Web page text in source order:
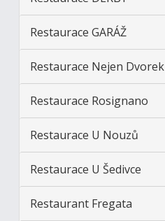
Restaurace GARÁŽ
Restaurace Nejen Dvorek
Restaurace Rosignano
Restaurace U Nouzů
Restaurace U Šedivce
Restaurant Fregata